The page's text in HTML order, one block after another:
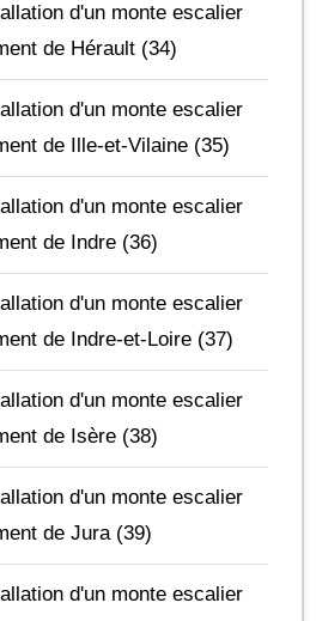
d'un monte escalier
de Hérault (34)
d'un monte escalier
de Ille-et-Vilaine (35)
d'un monte escalier
de Indre (36)
d'un monte escalier
de Indre-et-Loire (37)
d'un monte escalier
de Isère (38)
d'un monte escalier
de Jura(39)
d'un monte escalier